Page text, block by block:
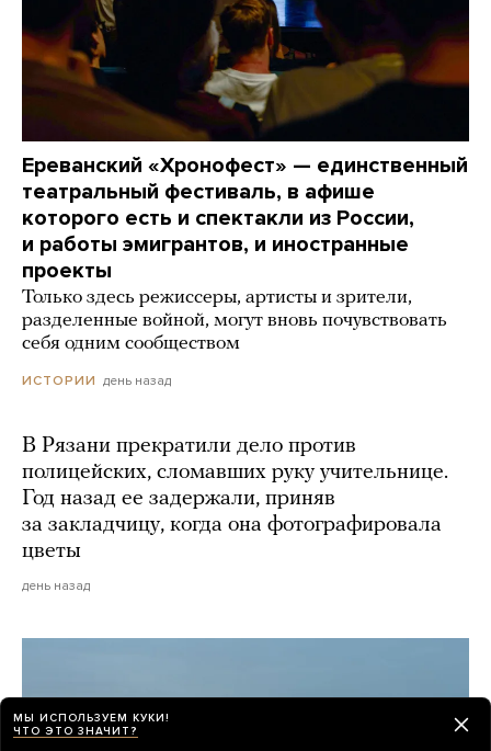
Ереванский «Хронофест» — единственный
театральный фестиваль, в афише
которого есть и спектакли из России,
и работы эмигрантов, и иностранные
проекты
Только здесь режиссеры, артисты и зрители,
разделенные войной, могут вновь почувствовать
себя одним сообществом
ИСТОРИИ день назад
В Рязани прекратили дело против
полицейских, сломавших руку учительнице.
Год назад ее задержали, приняв
за закладчицу, когда она фотографировала
цветы
день назад
МЫ ИСПОЛЬЗУЕМ КУКИ!
ЧТО ЭТО ЗНАЧИТ?